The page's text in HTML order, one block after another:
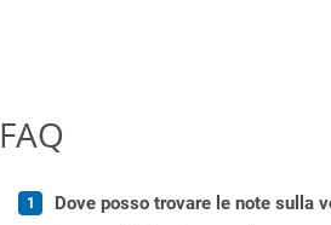
FAQ
Dove posso trovare le note sulla